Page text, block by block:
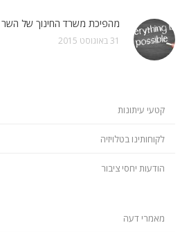
מהפיכת משרד החינוך של
31 באוגוסט 2015
קטעי עיתונות
לקוחותינו בטלויזיה
הודעות יחסי ציבור
מאמרי דעה